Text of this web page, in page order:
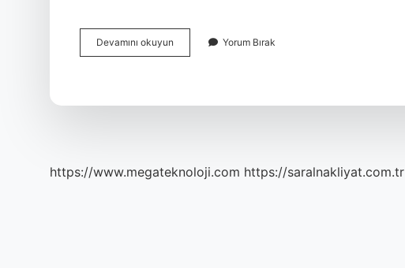
Devamını okuyun
Ne
Yorum Bırak
https://www.megateknoloji.com https://saralnakliyat.com.tr